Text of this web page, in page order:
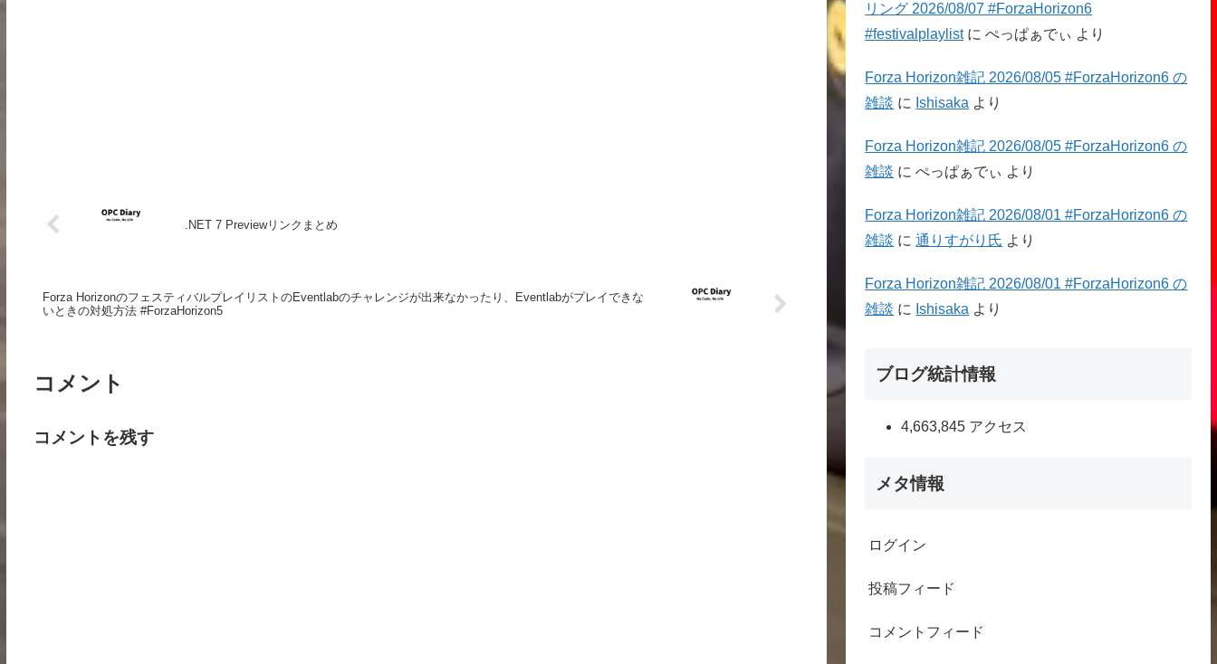
.NET 7 Previewリンクまとめ
Forza HorizonのフェスティバルプレイリストのEventlabのチャレンジが出来なかったり、Eventlabがプレイできな
いときの対処方法 #ForzaHorizon5
コメント
コメントを残す
リング 2026/08/07 #ForzaHorizon6
#festivalplaylistにぺっぱぁでぃ より
Forza Horizon雑記 2026/08/05 #ForzaHorizon6 の
雑談 に Ishisaka より
Forza Horizon雑記 2026/08/05 #ForzaHorizon6 の
雑談 にぺっぱぁでぃ より
Forza Horizon雑記 2026/08/01 #ForzaHorizon6 の
雑談 に通りすがり氏 より
Forza Horizon雑記 2026/08/01 #ForzaHorizon6 の
雑談 に Ishisaka より
ブログ統計情報
4,663,845 アクセス
メタ情報
ログイン
投稿フィード
コメントフィード